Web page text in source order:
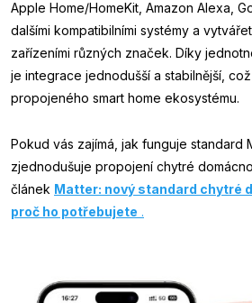
Apple Home/HomeKit, Amazon Alexa,
dalšími kompatibilními systémy a
zařízeními různých značek. Díky
je integrace jednodušší a stabilnější,
propojeného smart home ekosystému.
Pokud vás zajímá, jak funguje standard
zjednodušuje propojení chytré
článek Matter: nový standard chytré
proč ho potřebujete .